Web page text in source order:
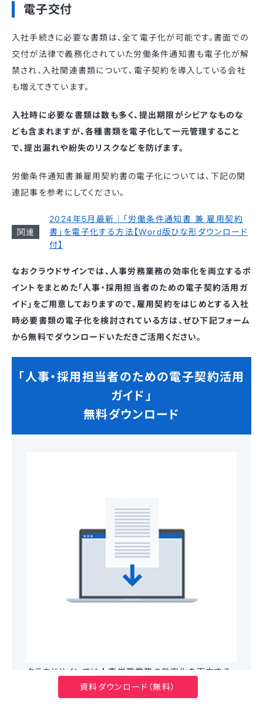
電子交付
入社手続きに必要な書類は、全て電子化が可能です。書面での
交付が法律で義務化されていた労働条件通知書も電子化が解
禁され、入社関連書類について、電子契約を導入している会社
も増えてきています。
入社時に必要な書類は数も多く、提出期限がシビアなものな
ども含まれますが、各種書類を電子化して一元管理すること
で、提出漏れや紛失のリスクなどを防げます。
労働条件通知書兼雇用契約書の電子化については、下記の関
連記事を参考にしてください。
2024年5月最新｜「労働条件通知書 兼 雇用契約
書」を電子化する方法【Word版ひな形ダウンロード
付】
なおクラウドサインでは、人事労務業務の効率化を両立するポ
イントをまとめた「人事・採用担当者のための電子契約活用ガ
イド」をご用意しておりますので、雇用契約をはじめとする入社
時必要書類の電子化を検討されている方は、ぜひ下記フォーム
から無料でダウンロードいただきご活用ください。
「人事・採用担当者のための電子契約活用
ガイド」
無料ダウンロード
クラウドサインでは人事労務業務の効率化を両立する
ポイントをまとめた「人事・採用担当者のための電子契
資料ダウンロード（無料）